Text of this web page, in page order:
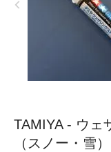
TAMIYA - ウェ
（スノー・雪）